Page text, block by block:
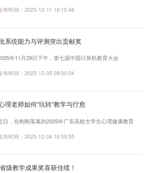
！”伍少德书记在开幕式发言中...
不足、金融知识欠缺，易成为诈骗分子重点侵害目标，甚
学生金融风险防范意识和反诈防骗能力，筑牢校园安全屏
，12月10日下午，学校保卫部联合交通银行股份有限公
司佛山分行，在B115多媒体大课室举办以“学习金融知识，
习生活实际需求，内容丰富实用。交...
布时间：2025-12-11 16:15:48
系统能力与评测突出贡献奖
年11月29日下午，第七届中国计算机教育大会
CECC）期间，计算机类专业人才全栈贯通系统能力与评
专业教学指导委员会委员、副秘书长，教育部计算类专业
统能力培养研究专家组主任，全国大学生计算机系统能力
大赛组委会主任，北京航空航天大学计算机学院高小鹏教授
防科技大学计算机学院陈微教授担任论坛共同...
布时间：2025-12-05 09:50:04
理老师如何“玩转”教学与疗愈
日，在刚刚落幕的2025年广东高校大学生心理健康教育
课教学基本功决赛中，我校心理健康教育与咨询中心主任余
全省来自不同高校的60个优秀参赛者中脱颖而出，荣获一
奖。 本次获奖课程《拯救恋爱脑——大学生正确恋爱
布时间：2025-12-04 16:09:55
级教学成果奖喜获佳绩！